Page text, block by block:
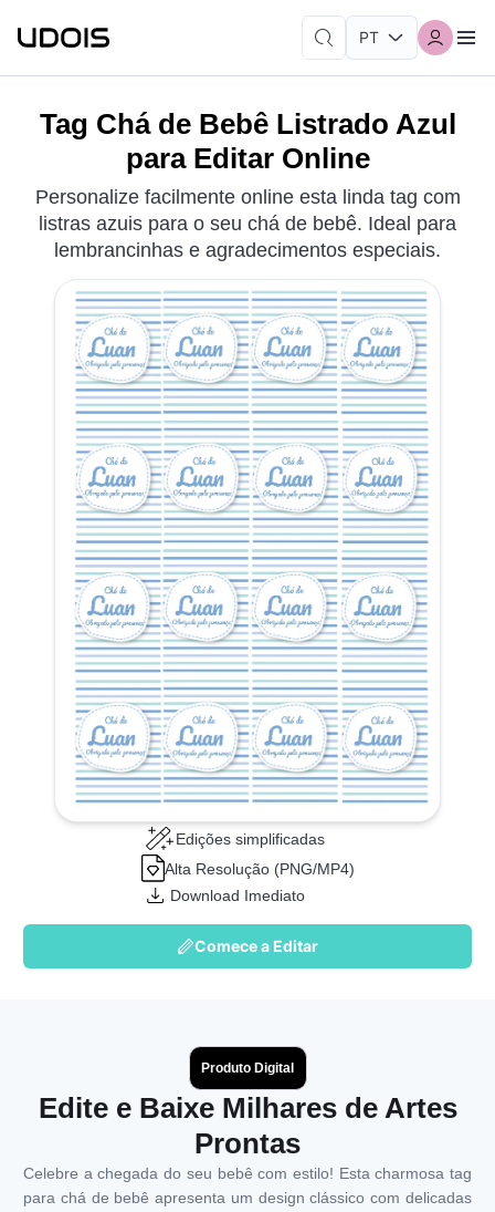
Tag Chá de Bebê Listrado Azul
para Editar Online
Personalize facilmente online esta linda tag com
listras azuis para o seu chá de bebê. Ideal para
lembrancinhas e agradecimentos especiais.
Edições simplificadas
Alta Resolução (PNG/MP4)
Download Imediato
Comece a Editar
Produto Digital
Edite e Baixe Milhares de Artes
Prontas
Celebre a chegada do seu bebê com estilo! Esta charmosa tag
para chá de bebê apresenta um design clássico com delicadas